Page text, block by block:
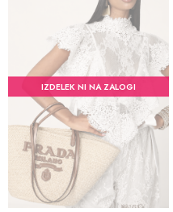
IZDELEK NI NA ZALOGI